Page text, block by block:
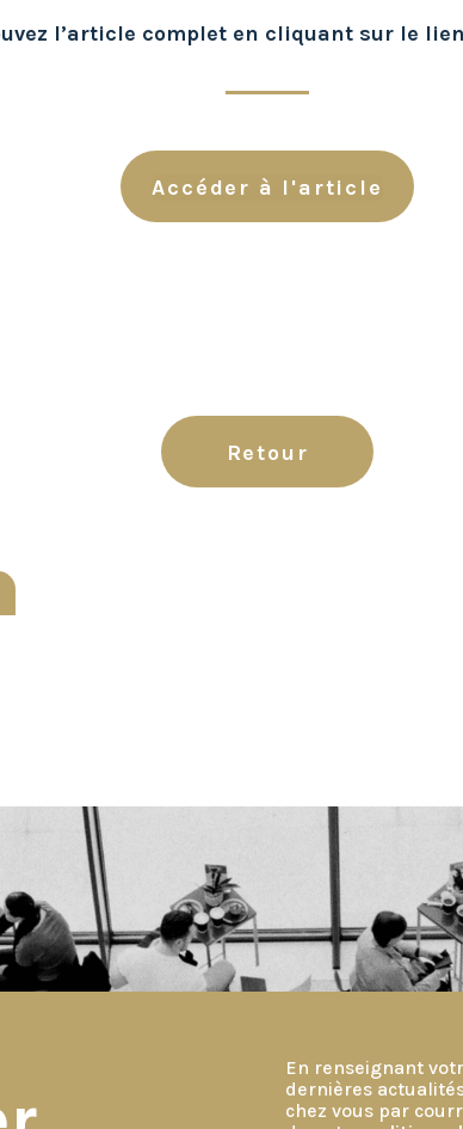
l’article complet en cliquant sur le
Accéder à l'article
Retour
En renseignant
dernières
chez vous par